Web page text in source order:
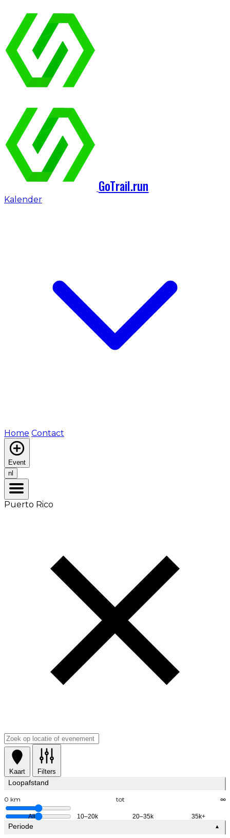
GoTrail.run
Kalender
Home Contact
Event
nl
Puerto Rico
Kaart Filters
Loopafstand
0 km tot ∞
All 10–20k 20–35k 35k+
Periode ▲